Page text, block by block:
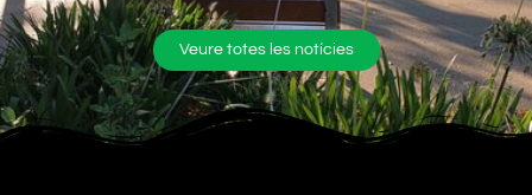
Veure totes les notícies